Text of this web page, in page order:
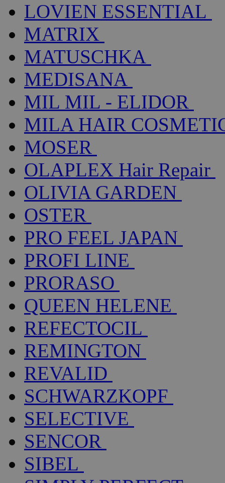
LOVIEN ESSENTIAL
MATRIX
MATUSCHKA
MEDISANA
MIL MIL - ELIDOR
MILA HAIR
MOSER
OLAPLEX Hair Repair
OLIVIA GARDEN
OSTER
PRO FEEL JAPAN
PROFI LINE
PRORASO
QUEEN HELENE
REFECTOCIL
REMINGTON
REVALID
SCHWARZKOPF
SELECTIVE
SENCOR
SIBEL